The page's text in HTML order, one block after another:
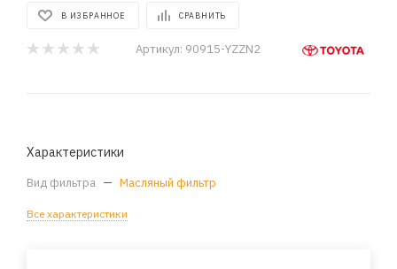
В ИЗБРАННОЕ СРАВНИТЬ
Артикул: 90915-YZZN2
Характеристики
Вид фильтра — Масляный фильтр
Все характеристики